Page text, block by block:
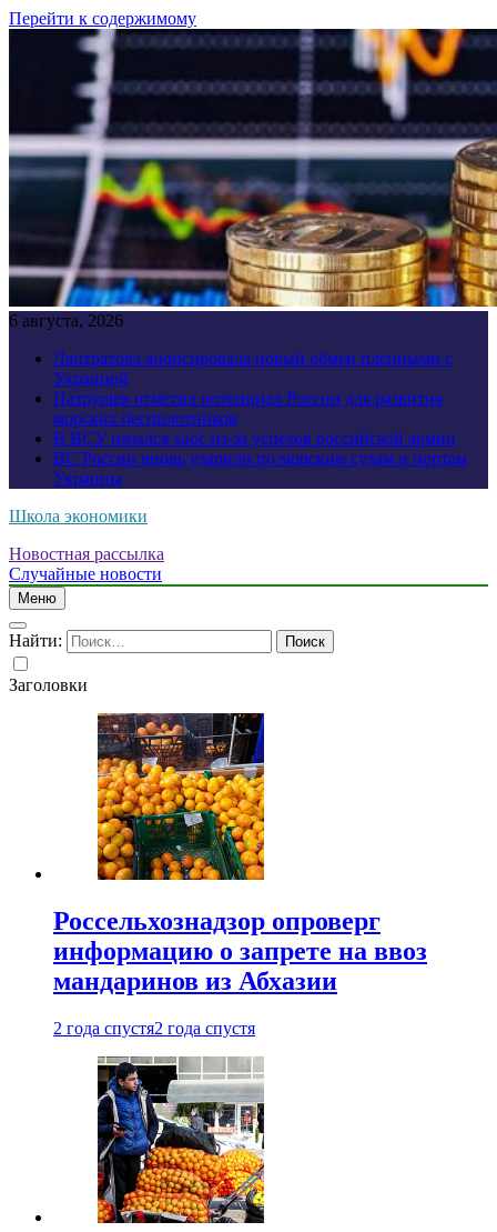
Перейти к содержимому
6 августа, 2026
Лантратова анонсировала новый обмен пленными с
Украиной
Патрушев отметил потенциал России для развития
морских беспилотников
В ВСУ начался хаос из-за успехов российской армии
ВС России вновь ударили по морским судам и портам
Украины
Школа экономики
Новостная рассылка
Случайные новости
Меню
Найти:
Заголовки
Россельхознадзор опроверг
информацию о запрете на ввоз
мандаринов из Абхазии
2 года спустя2 года спустя